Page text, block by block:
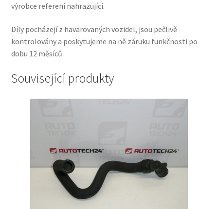
výrobce referení nahrazující.
Díly pocházejí z havarovaných vozidel, jsou pečlivě
kontrolovány a poskytujeme na ně záruku funkčnosti po
dobu 12 měsíců.
Související produkty